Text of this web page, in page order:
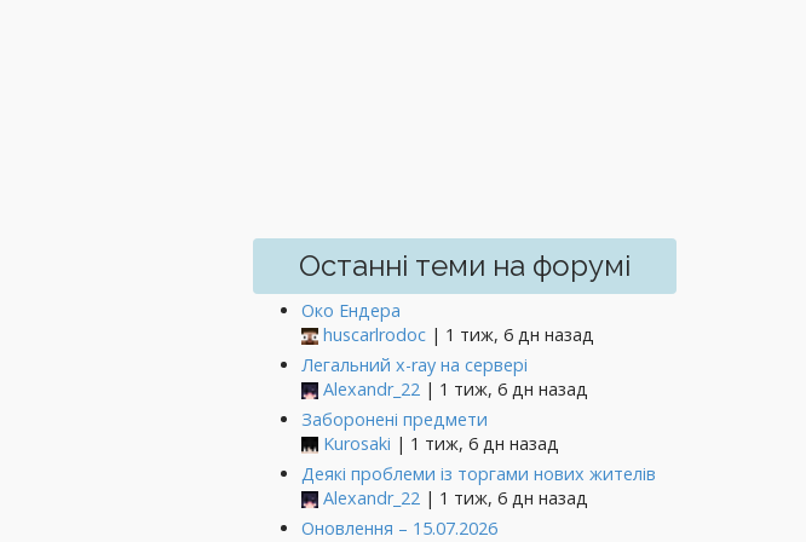
Останні теми на форумі
Око Ендера
huscarlrodoc | 1 тиж, 6 дн назад
Легальний x-ray на сервері
Alexandr_22 | 1 тиж, 6 дн назад
Заборонені предмети
Kurosaki | 1 тиж, 6 дн назад
Деякі проблеми із торгами нових жителів
Alexandr_22 | 1 тиж, 6 дн назад
Оновлення – 15.07.2026